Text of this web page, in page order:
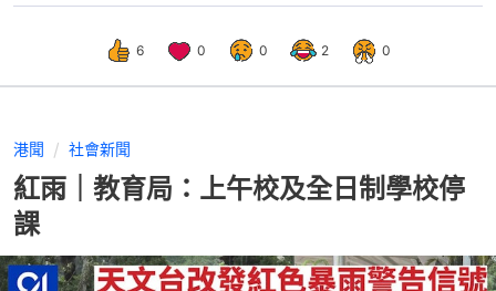
6 0 0 2 0
港聞 社會新聞
紅雨｜教育局：上午校及全日制學校停
課